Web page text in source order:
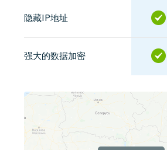
隐藏IP地址
强大的数据加密